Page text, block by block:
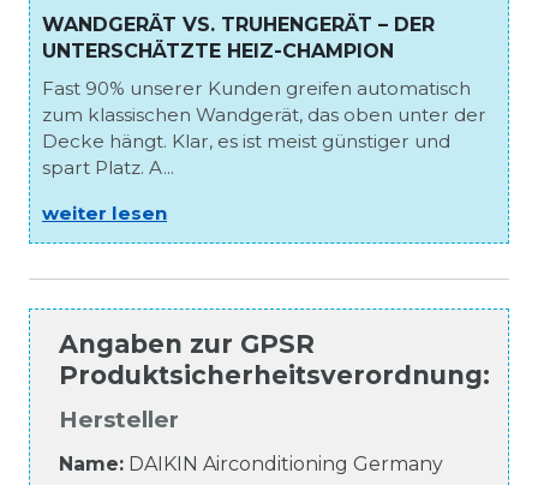
WANDGERÄT VS. TRUHENGERÄT – DER
UNTERSCHÄTZTE HEIZ-CHAMPION
Fast 90% unserer Kunden greifen automatisch
zum klassischen Wandgerät, das oben unter der
Decke hängt. Klar, es ist meist günstiger und
spart Platz. A...
weiter lesen
Angaben zur GPSR
Produktsicherheitsverordnung:
Hersteller
Name: DAIKIN Airconditioning Germany